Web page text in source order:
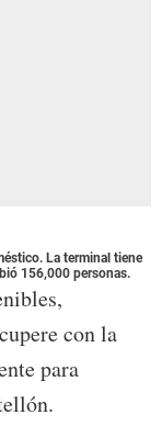
La terminal tiene
156,000 personas.
con la
para